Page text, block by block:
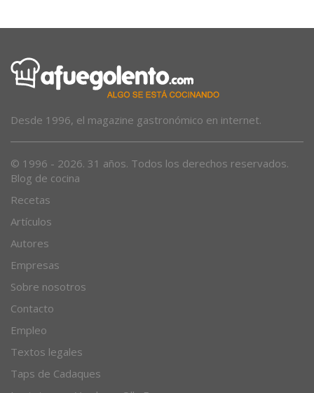
Blog de cocina
Recetas
Artículos
Autores
Empresas
Sobre nosotros
Contacto
Empleo
Textos legales